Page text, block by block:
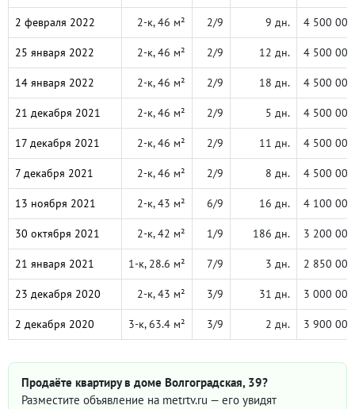
2 февраля 2022 2-к, 46 м² 2/9 9 дн. 4 500 000
25 января 2022 2-к, 46 м² 2/9 12 дн. 4 500 000
14 января 2022 2-к, 46 м² 2/9 18 дн. 4 500 000
21 декабря 2021 2-к, 46 м² 2/9 5 дн. 4 500 000
17 декабря 2021 2-к, 46 м² 2/9 11 дн. 4 500 000
7 декабря 2021 2-к, 46 м² 2/9 8 дн. 4 500 000
13 ноября 2021 2-к, 43 м² 6/9 16 дн. 4 100 000
30 октября 2021 2-к, 42 м² 1/9 186 дн. 3 200 000
21 января 2021 1-к, 28.6 м² 7/9 3 дн. 2 850 000
23 декабря 2020 2-к, 43 м² 3/9 31 дн. 3 000 000
2 декабря 2020 3-к, 63.4 м² 3/9 2 дн. 3 900 000
Продаёте квартиру в доме Волгоградская, 39?
Разместите объявление на metrtv.ru — его увидят